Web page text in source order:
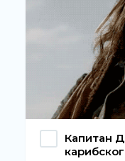
Капитан